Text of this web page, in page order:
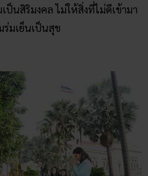
นสิริมงคล ไม่ให้สิ่งที่ไม่ดีเข้ามา
มเย็นเป็นสุข